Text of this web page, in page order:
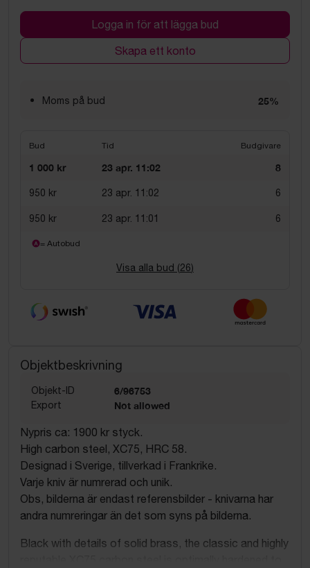
Logga in för att lägga bud
Skapa ett konto
Moms på bud 25%
Bud Tid Budgivare
1 000 kr 23 apr. 11:02 8
950 kr 23 apr. 11:02 6
950 kr 23 apr. 11:01 6
= Autobud
Visa alla bud (26)
Objektbeskrivning
Objekt-ID 6/96753
Export Not allowed
Nypris ca: 1900 kr styck.
High carbon steel, XC75, HRC 58.
Designad i Sverige, tillverkad i Frankrike.
Varje kniv är numrerad och unik.
Obs, bilderna är endast referensbilder - knivarna har
andra numreringar än det som syns på bilderna.
Black with details of solid brass, the classic and highly